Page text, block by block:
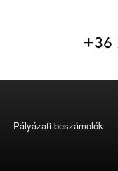
Pályázati beszámolók